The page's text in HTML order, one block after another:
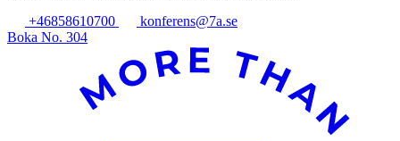
+46858610700
konferens@7a.se
Boka No. 304